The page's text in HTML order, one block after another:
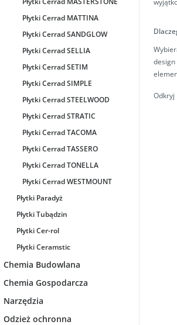
design
Odkryj
Płytki Cerrad MATTINA
Płytki Cerrad SANDGLOW
Płytki Cerrad SELLIA
Płytki Cerrad SETIM
Płytki Cerrad SIMPLE
Płytki Cerrad STEELWOOD
Płytki Cerrad STRATIC
Płytki Cerrad TACOMA
Płytki Cerrad TASSERO
Płytki Cerrad TONELLA
Płytki Cerrad WESTMOUNT
Płytki Paradyż
Płytki Tubądzin
Płytki Cer-rol
Płytki Ceramstic
Chemia Budowlana
Chemia Gospodarcza
Narzędzia
Odzież ochronna